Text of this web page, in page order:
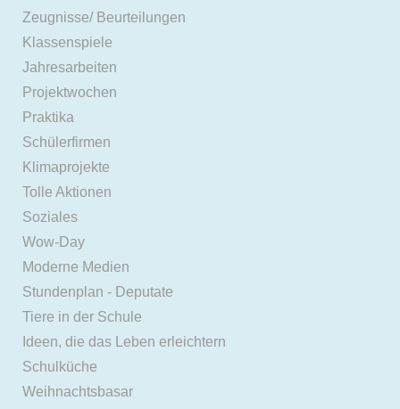
Zeugnisse/ Beurteilungen
Klassenspiele
Jahresarbeiten
Projektwochen
Praktika
Schülerfirmen
Klimaprojekte
Tolle Aktionen
Soziales
Wow-Day
Moderne Medien
Stundenplan - Deputate
Tiere in der Schule
Ideen, die das Leben erleichtern
Schulküche
Weihnachtsbasar